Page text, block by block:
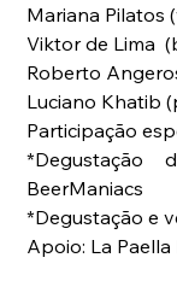
Mariana Pilatos
Viktor de Lima
Roberto
Luciano Khatib
Participação
*Degustação
BeerManiacs
*Degustação e
Apoio: La Paella